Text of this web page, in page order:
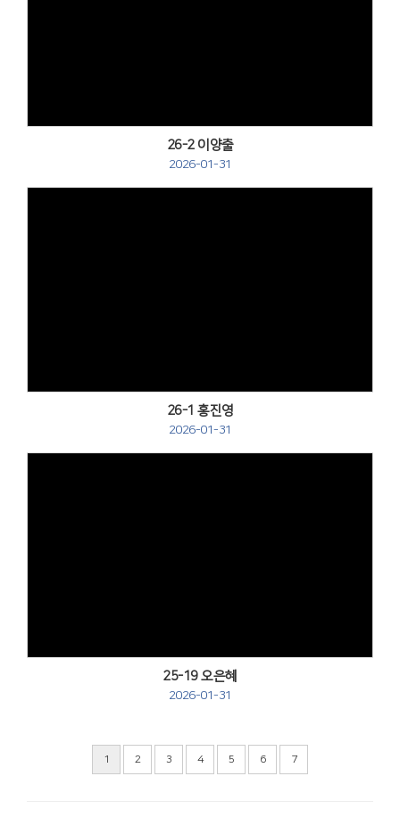
26-2 이양출
2026-01-31
26-1 홍진영
2026-01-31
25-19 오은혜
2026-01-31
1 2 3 4 5 6 7